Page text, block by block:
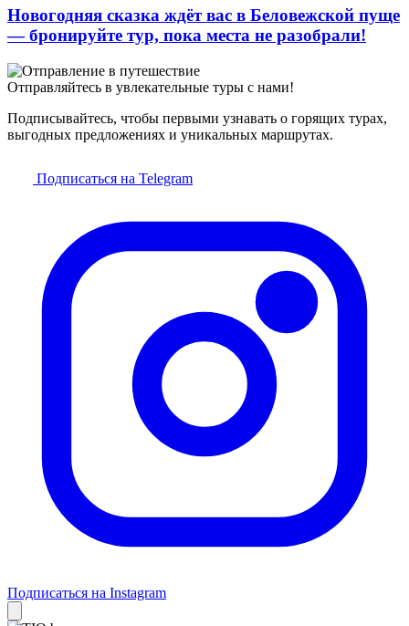
Новогодняя сказка ждёт вас в Беловежской пуще
— бронируйте тур, пока места не разобрали!
Отправляйтесь в увлекательные туры с нами!
Подписывайтесь, чтобы первыми узнавать о горящих турах,
выгодных предложениях и уникальных маршрутах.
Подписаться на Telegram
Подписаться на Instagram